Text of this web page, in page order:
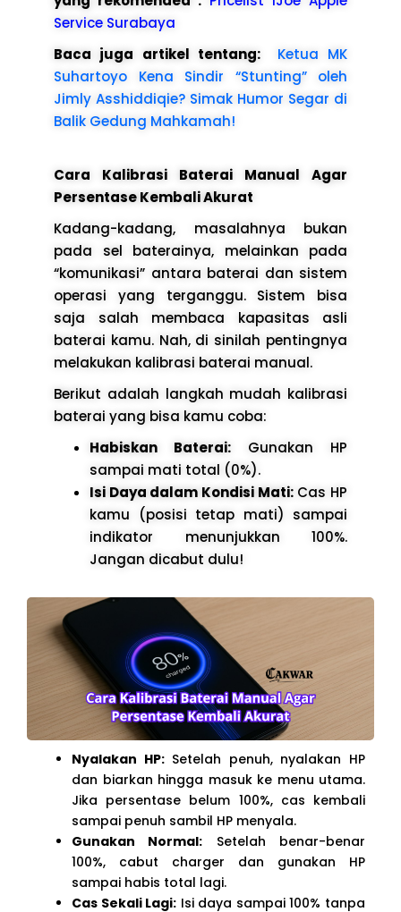
Service Surabaya
Baca juga artikel tentang: Ketua MK
Suhartoyo Kena Sindir “Stunting” oleh
Jimly Asshiddiqie? Simak Humor Segar di
Balik Gedung Mahkamah!
Cara Kalibrasi Baterai Manual Agar
Persentase Kembali Akurat
Kadang-kadang, masalahnya bukan
pada sel baterainya, melainkan pada
“komunikasi” antara baterai dan sistem
operasi yang terganggu. Sistem bisa
saja salah membaca kapasitas asli
baterai kamu. Nah, di sinilah pentingnya
melakukan kalibrasi baterai manual.
Berikut adalah langkah mudah kalibrasi
baterai yang bisa kamu coba:
Habiskan Baterai: Gunakan HP
sampai mati total (0%).
Isi Daya dalam Kondisi Mati:Cas HP
kamu (posisi tetap mati) sampai
indikator menunjukkan 100%.
Jangan dicabut dulu!
Nyalakan HP:Setelah penuh, nyalakan HP
dan biarkan hingga masuk ke menu utama.
Jika persentase belum 100%, cas kembali
sampai penuh sambil HP menyala.
Gunakan Normal: Setelah benar-benar
100%, cabut charger dan gunakan HP
sampai habis total lagi.
Cas Sekali Lagi: Isi daya sampai 100% tanpa